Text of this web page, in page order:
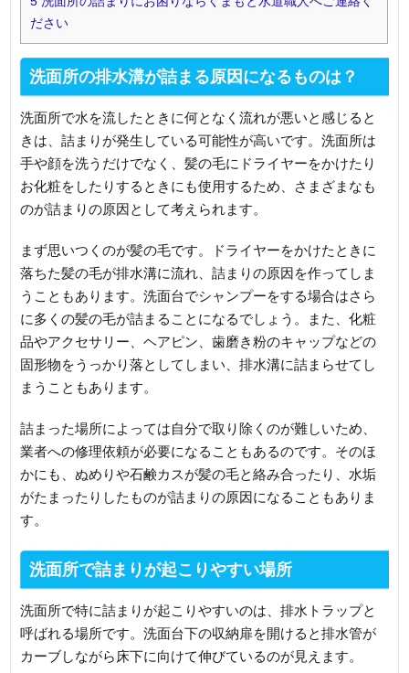
ださい
洗面所の排水溝が詰まる原因になるものは？
洗面所で水を流したときに何となく流れが悪いと感じると
きは、詰まりが発生している可能性が高いです。洗面所は
手や顔を洗うだけでなく、髪の毛にドライヤーをかけたり
お化粧をしたりするときにも使用するため、さまざまなも
のが詰まりの原因として考えられます。
まず思いつくのが髪の毛です。ドライヤーをかけたときに
落ちた髪の毛が排水溝に流れ、詰まりの原因を作ってしま
うこともあります。洗面台でシャンプーをする場合はさら
に多くの髪の毛が詰まることになるでしょう。また、化粧
品やアクセサリー、ヘアピン、歯磨き粉のキャップなどの
固形物をうっかり落としてしまい、排水溝に詰まらせてし
まうこともあります。
詰まった場所によっては自分で取り除くのが難しいため、
業者への修理依頼が必要になることもあるのです。そのほ
かにも、ぬめりや石鹸カスが髪の毛と絡み合ったり、水垢
がたまったりしたものが詰まりの原因になることもありま
す。
洗面所で詰まりが起こりやすい場所
洗面所で特に詰まりが起こりやすいのは、排水トラップと
呼ばれる場所です。洗面台下の収納扉を開けると排水管が
カーブしながら床下に向けて伸びているのが見えます。